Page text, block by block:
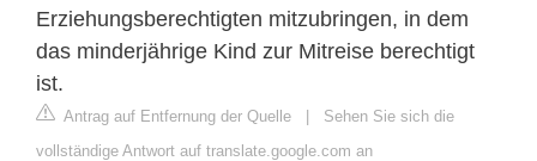
Erziehungsberechtigten mitzubringen, in dem
das minderjährige Kind zur Mitreise berechtigt
ist.
Antrag auf Entfernung der Quelle | Sehen Sie sich die
vollständige Antwort auf translate.google.com an